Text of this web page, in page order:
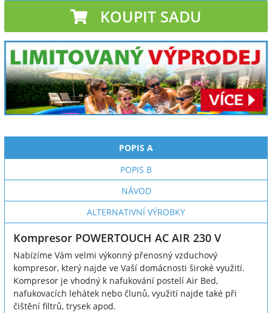
KOUPIT SADU
POPIS A
POPIS B
NÁVOD
ALTERNATIVNÍ VÝROBKY
Kompresor POWERTOUCH AC AIR 230 V
Nabízíme Vám velmi výkonný přenosný vzduchový
kompresor, který najde ve Vaší domácnosti široké využití.
Kompresor je vhodný k nafukování postelí Air Bed,
nafukovacích lehátek nebo člunů, využití najde také při
čištění filtrů, trysek apod.